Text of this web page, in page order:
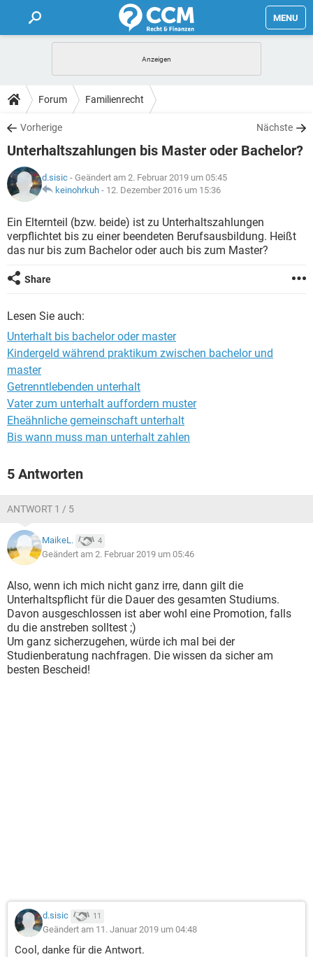
MENU
FORUM
TIPPS
Forum Familienrecht
Vorherige Nächste
Unterhaltszahlungen bis Master oder Bachelor?
d.sisic - Geändert am 2. Februar 2019 um 05:45
keinohrkuh - 12. Dezember 2016 um 15:36
Ein Elternteil (bzw. beide) ist zu Unterhaltszahlungen
verpflichtet bis zu einer beendeten Berufsausbildung. Heißt
das nur bis zum Bachelor oder auch bis zum Master?
Share
Lesen Sie auch:
Unterhalt bis bachelor oder master
Kindergeld während praktikum zwischen bachelor und
master
Getrenntlebenden unterhalt
Vater zum unterhalt auffordern muster
Eheähnliche gemeinschaft unterhalt
Bis wann muss man unterhalt zahlen
5 Antworten
ANTWORT 1 / 5
MaikeL. 4
Geändert am 2. Februar 2019 um 05:46
Also, wenn ich mich nicht ganz irre, dann gilt die
Unterhaltspflicht für die Dauer des gesamten Studiums.
Davon ausgeschlossen ist aber wohl eine Promotion, falls
du die anstreben solltest ;)
Um ganz sicherzugehen, würde ich mal bei der
Studienberatung nachfragen. Die wissen da sicher am
besten Bescheid!
d.sisic 11
Geändert am 11. Januar 2019 um 04:48
Cool, danke für die Antwort.